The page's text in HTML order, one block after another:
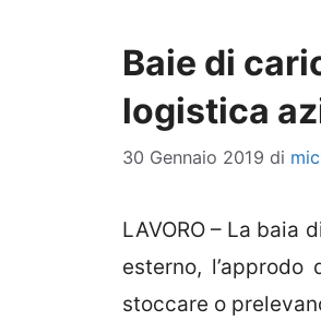
Baie di
logistica
30 Gennaio 2019 di
LAVORO – La baia
esterno,
stoccare o